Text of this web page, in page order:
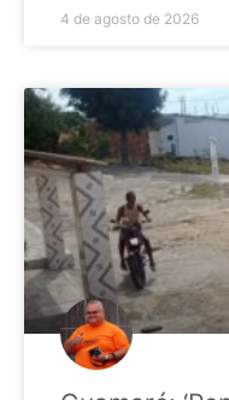
4 de agosto de 2026